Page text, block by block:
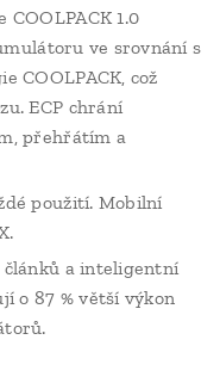
COOLPACK 1.0
ve srovnání s
COOLPACK, což
ECP chrání
přehřátím a
použití. Mobilní
a inteligentní
o 87 % větší výkon